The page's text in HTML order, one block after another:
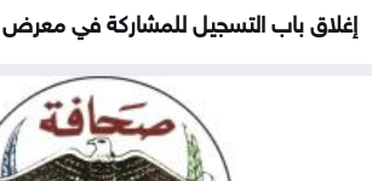
إغلاق باب التسجيل للمشاركة في معرض